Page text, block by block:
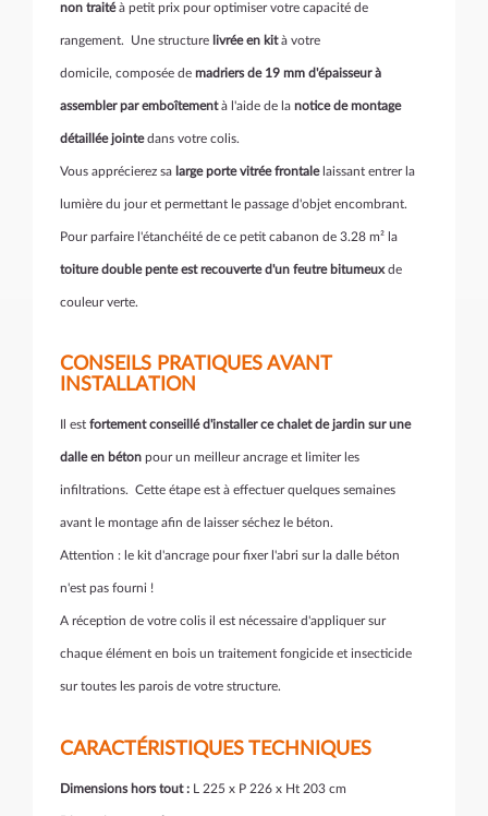
non traitéà petit prix pour optimiser votre capacité de
rangement. Une structure livrée en kità votre
domicile, composée de madriers de 19 mm d'épaisseur à
assembler par emboîtementà l'aide de la notice de montage
détaillée jointedans votre colis.
Vous apprécierez sa large porte vitrée frontalelaissant entrer la
lumière du jour et permettant le passage d'objet encombrant.
Pour parfaire l'étanchéité de ce petit cabanon de 3.28 m² la
toiture double pente est recouverte d'un feutre bitumeuxde
couleur verte.
CONSEILS PRATIQUES AVANT
INSTALLATION
Il est fortement conseillé d'installer ce chalet de jardin sur une
dalle en béton pour un meilleur ancrage et limiter les
infiltrations. Cette étape est à effectuer quelques semaines
avant le montage afin de laisser séchez le béton.
Attention : le kit d'ancrage pour fixer l'abri sur la dalle béton
n'est pas fourni !
A réception de votre colis il est nécessaire d'appliquer sur
chaque élément en bois un traitement fongicide et insecticide
sur toutes les parois de votre structure.
CARACTÉRISTIQUES TECHNIQUES
Dimensions hors tout : L 225 x P 226 x Ht 203 cm